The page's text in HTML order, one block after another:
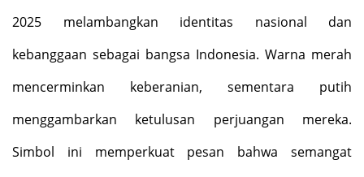
2025 melambangkan identitas nasional dan
kebanggaan sebagai bangsa Indonesia. Warna merah
mencerminkan keberanian, sementara putih
menggambarkan ketulusan perjuangan mereka.
Simbol ini memperkuat pesan bahwa semangat